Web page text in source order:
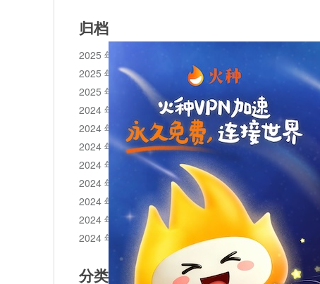
归档
2025 年 11 月
2025 年 10 月
2025 年 1 月
2024 年 12 月
2024 年 11 月
2024 年 10 月
2024 年 9 月
2024 年 8 月
2024 年 7 月
2024 年 6 月
2024 年 5 月
分类目录